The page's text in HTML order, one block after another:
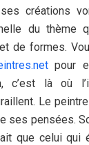
ses créations
du thème
de formes.
pour
c’est là où
Le
ses pensées.
que celui qui